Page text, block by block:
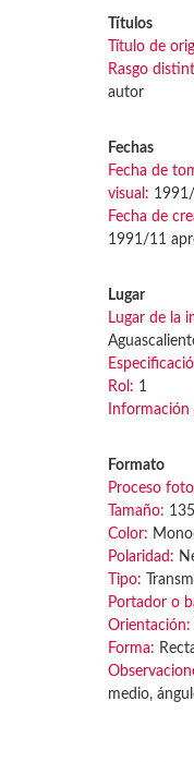
Títulos
Título de
Rasgo
autor
Fechas
Fecha de
visual:
Fecha de
1991/11
Lugar
Lugar de la
Rol: 1
Información
Formato
Proceso
Tamaño: 135
Color:
Polaridad:
Tipo:
Portador o
Orientación:
Forma:
medio,